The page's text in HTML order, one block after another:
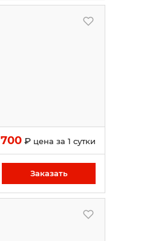
700₽ цена за 1 сутки
Заказать